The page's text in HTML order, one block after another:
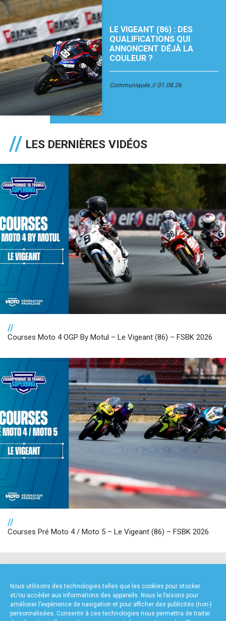
Nous utilisons des technologies telles que les cookies pour stocker
et/ou accéder aux informations des appareils. Nous le faisons pour
améliorer l’expérience de navigation et pour afficher des publicités (non-)
personnalisées. Consentir à ces technologies nous permettra de traiter
LE VIGEANT (86) : DES
QUALIFICATIONS QUI
ANNONCENT DÉJÀ LA
COULEUR ?
Communiqués 01.08.26
LES DERNIÈRES VIDÉOS
//
Courses Moto 4 OGP By Motul – Le Vigeant (86) – FSBK 2026
//
Courses Pré Moto 4 / Moto 5 – Le Vigeant (86) – FSBK 2026